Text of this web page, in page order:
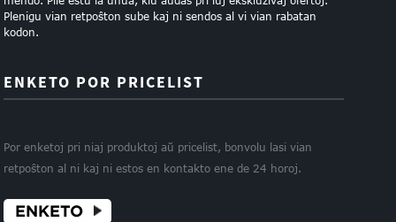
Plenigu vian retpoŝton sube kaj ni sendos al vi vian rabatan
kodon.
ENKETO POR PRICELIST
Por enketoj pri niaj produktoj aŭ pricelist, bonvolu lasi vian
retpoŝton al ni kaj ni estos en kontakto ene de 24 horoj.
ENKETO